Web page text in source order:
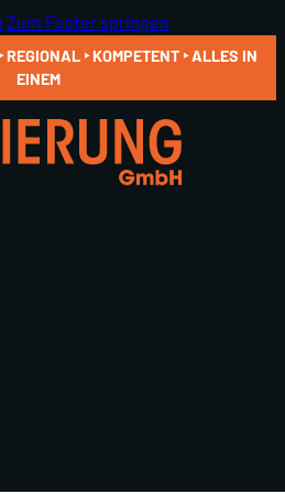
Zum Footer springen
‣ KOMPETENT ‣ ALLES IN
EINEM